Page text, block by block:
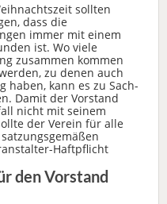
sollten
dass die
immer mit einem
ist. Wo viele
zusammen kommen
zu denen auch
haben, kann es zu Sach-
Damit der Vorstand
nicht mit seinem
der Verein für alle
Haftpflicht
den Vorstand